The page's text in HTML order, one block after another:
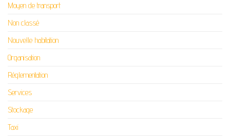
Moyen de transport
Non classé
Nouvelle habitation
Organisation
Réglementation
Services
Stockage
Taxi